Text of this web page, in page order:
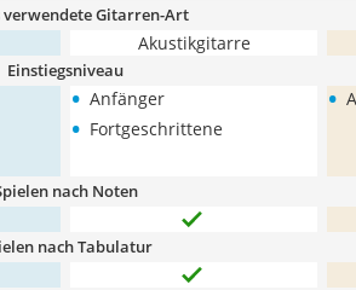
verwendete Gitarren-Art
Akustikgitarre
Einstiegsniveau
• Anfänger
• Fortgeschrittene
•
nach Noten
nach Tabulatur